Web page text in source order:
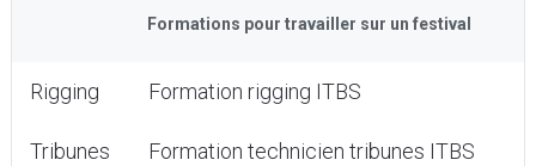
Formations pour travailler sur un festival
Rigging Formation rigging ITBS
Tribunes Formation technicien tribunes ITBS